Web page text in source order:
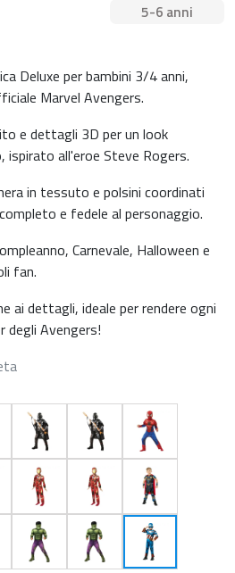
5-6 anni
Deluxe per bambini 3/4 anni,
Marvel Avengers.
e dettagli 3D per un look
ispirato all'eroe Steve Rogers.
in tessuto e polsini coordinati
e fedele al personaggio.
Carnevale, Halloween e
fan.
ai dettagli, ideale per rendere ogni
degli Avengers!